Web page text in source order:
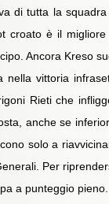
di tutta la
croato è il
Ancora Kreso
nella vittoria
Rieti che
anche se
solo a
Per
a punteggio pieno.